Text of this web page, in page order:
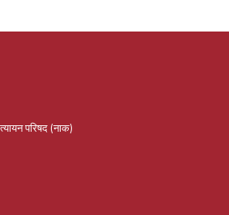
परिषद (नाक)